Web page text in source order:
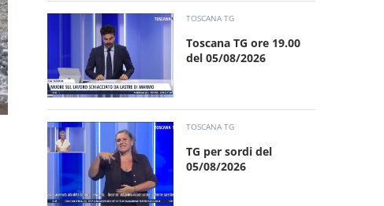
TOSCANA TG
Toscana TG ore 19.00
del 05/08/2026
TOSCANA TG
TG per sordi del
05/08/2026